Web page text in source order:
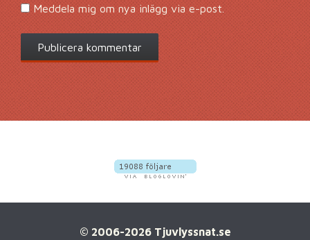
Meddela mig om nya inlägg via e-post.
© 2006-2026 Tjuvlyssnat.se